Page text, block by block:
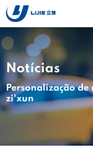
Notícias
Personalização de
zi'xun